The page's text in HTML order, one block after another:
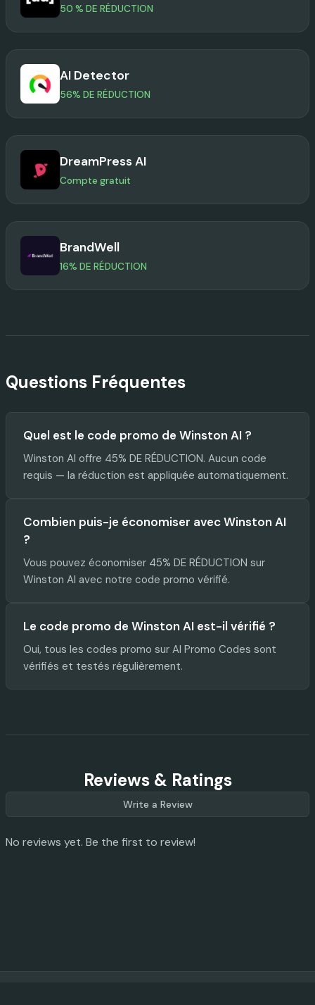
50 % DE RÉDUCTION
AI Detector
56% DE RÉDUCTION
DreamPress AI
Compte gratuit
BrandWell
16% DE RÉDUCTION
Questions Fréquentes
Quel est le code promo de Winston AI ?
Winston AI offre 45% DE RÉDUCTION. Aucun code
requis — la réduction est appliquée automatiquement.
Combien puis-je économiser avec Winston AI
?
Vous pouvez économiser 45% DE RÉDUCTION sur
Winston AI avec notre code promo vérifié.
Le code promo de Winston AI est-il vérifié ?
Oui, tous les codes promo sur AI Promo Codes sont
vérifiés et testés régulièrement.
Reviews & Ratings
Write a Review
No reviews yet. Be the first to review!